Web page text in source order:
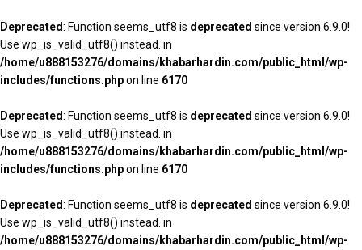
Deprecated: Function seems_utf8 is deprecated since version 6.9.0!
Use wp_is_valid_utf8() instead. in
/home/u888153276/domains/khabarhardin.com/public_html/wp-
includes/functions.phpon line 6170
Deprecated: Function seems_utf8 is deprecated since version 6.9.0!
Use wp_is_valid_utf8() instead. in
/home/u888153276/domains/khabarhardin.com/public_html/wp-
includes/functions.phpon line 6170
Deprecated: Function seems_utf8 is deprecated since version 6.9.0!
Use wp_is_valid_utf8() instead. in
/home/u888153276/domains/khabarhardin.com/public_html/wp-